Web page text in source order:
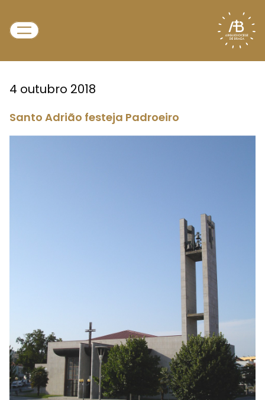
4 outubro 2018
Santo Adrião festeja Padroeiro